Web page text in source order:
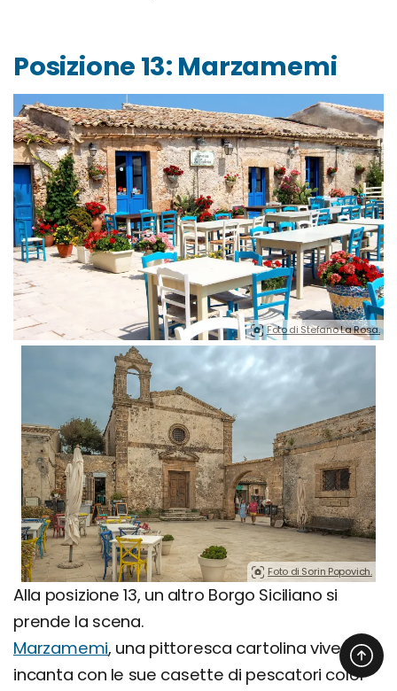
Posizione 13: Marzamemi
Foto di Stefano La Rosa.
Foto di Sorin Popovich.
Alla posizione 13, un altro Borgo Siciliano si
prende la scena.
Marzamemi, una pittoresca cartolina vivente,
incanta con le sue casette di pescatori color